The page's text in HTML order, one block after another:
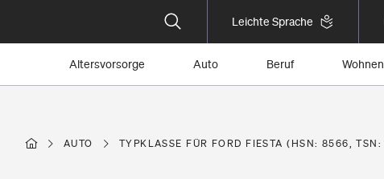
Leichte Sprache
Altersvorsorge Auto Beruf Wohnen
AUTO TYPKLASSE FÜR FORD FIESTA (HSN: 8566,